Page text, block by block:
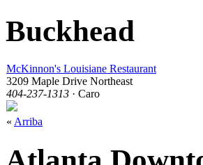
Buckhead
McKinnon's Louisiane Restaurant
3209 Maple Drive Northeast
404-237-1313 · Caro
« Arriba